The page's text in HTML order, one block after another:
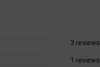
3 reviews
1 reviews